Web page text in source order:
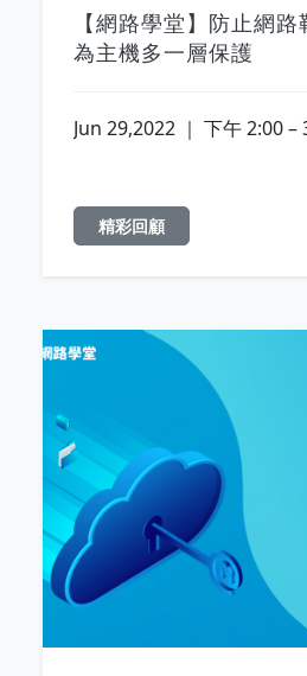
【網路學堂】防止網路
為主機多一層保護
Jun 29,2022 ｜ 下午 2:00 –
精彩回顧